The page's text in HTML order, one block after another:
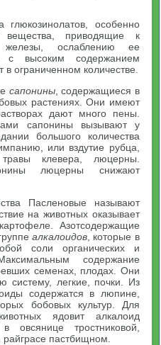
глюкозинолатов, особенно
вещества, приводящие к
железы, ослаблению ее
с высоким содержанием
ограниченном количестве.
сапонины, содержащиеся в
растениях. Они имеют
дают много пены.
сапонины вызывают у
большого количества
или вздутие рубца,
клевера, люцерны.
люцерны снижают
Пасленовые называют
на животных оказывает
Азотсодержащие
алкалоидов , которые в
соли органических и
содержание
семенах, плодах. Они
систему, легкие, почки. Из
содержатся в люпине,
бобовых культур. Для
ядовит алкалоид
овсянице тростниковой,
райграсе пастбищном.